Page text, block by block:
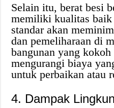
Selain itu, berat besi
memiliki kualitas baik
standar akan
dan pemeliharaan di
bangunan yang
mengurangi biaya
untuk perbaikan atau
4. Dampak